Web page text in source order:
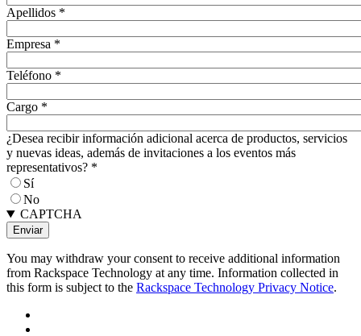
Apellidos *
Empresa *
Teléfono *
Cargo *
¿Desea recibir información adicional acerca de productos, servicios
y nuevas ideas, además de invitaciones a los eventos más
representativos? *
Sí
No
CAPTCHA
You may withdraw your consent to receive additional information
from Rackspace Technology at any time. Information collected in
this form is subject to the Rackspace Technology Privacy Notice.